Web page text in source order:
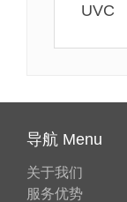
UVC
导航 Menu
关于我们
服务优势